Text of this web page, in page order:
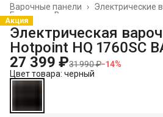
Электрические
Варочные панели
›
Встраиваемая техника
Главная
Акция
Электрическая
Hotpoint HQ 1760SC
27 399 ₽31 990 ₽−14%
Цвет товара: черный